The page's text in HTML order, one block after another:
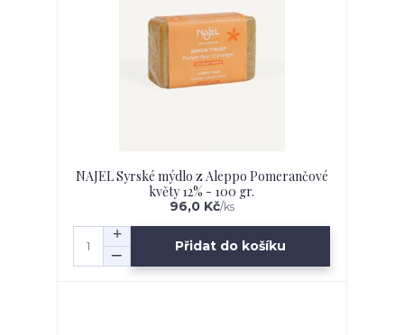
NAJEL Syrské mýdlo z Aleppo Pomerančové
květy 12% - 100 gr.
96,0 Kč/ks
Přidat do košíku